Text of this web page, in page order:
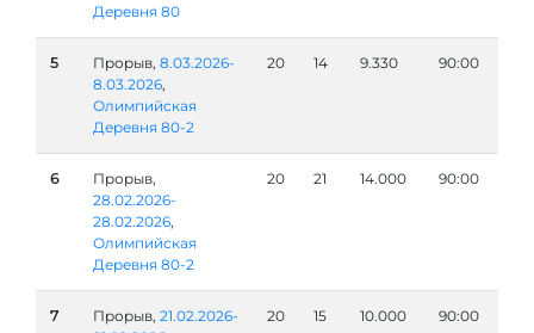
Деревня 80
5 Прорыв, 8.03.2026-
8.03.2026,
Олимпийская
Деревня 80-2
20 14 9.330 90:00
6
Прорыв,
28.02.2026-
28.02.2026,
Олимпийская
Деревня 80-2
20 21 14.000 90:00
7 Прорыв, 21.02.2026-
20 15 10.000 90:00